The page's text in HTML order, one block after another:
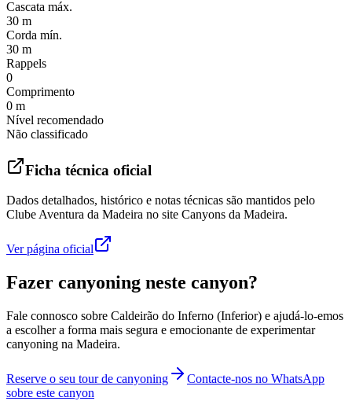
Cascata máx.
30 m
Corda mín.
30 m
Rappels
0
Comprimento
0 m
Nível recomendado
Não classificado
Ficha técnica oficial
Dados detalhados, histórico e notas técnicas são mantidos pelo
Clube Aventura da Madeira no site Canyons da Madeira.
Ver página oficial
Fazer canyoning neste canyon?
Fale connosco sobre Caldeirão do Inferno (Inferior) e ajudá-lo-emos
a escolher a forma mais segura e emocionante de experimentar
canyoning na Madeira.
Reserve o seu tour de canyoning
Contacte-nos no WhatsApp
sobre este canyon